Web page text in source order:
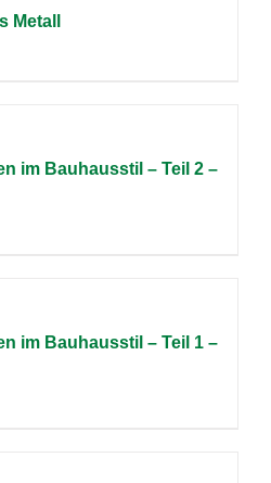
Metall
im Bauhausstil – Teil 2 –
im Bauhausstil – Teil 1 –